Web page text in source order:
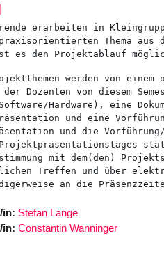
Thema aus
es den Projektablauf
werden von
der Dozenten von diesem
Hardware), eine
und eine
und die
mit dem(den)
Treffen und über
an die
in: Stefan Lange
in: Constantin Wanninger